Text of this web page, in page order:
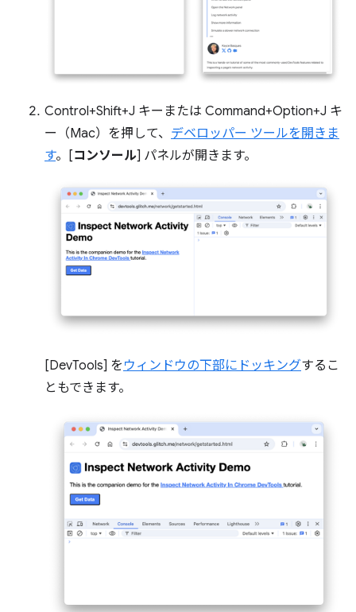
Control+Shift+J キーまたは Command+Option+J キ
ー（Mac）を押して、 デベロッパー ツールを開きま
す。[コンソール] パネルが開きます。
[DevTools] を ウィンドウの下部にドッキングするこ
ともできます。